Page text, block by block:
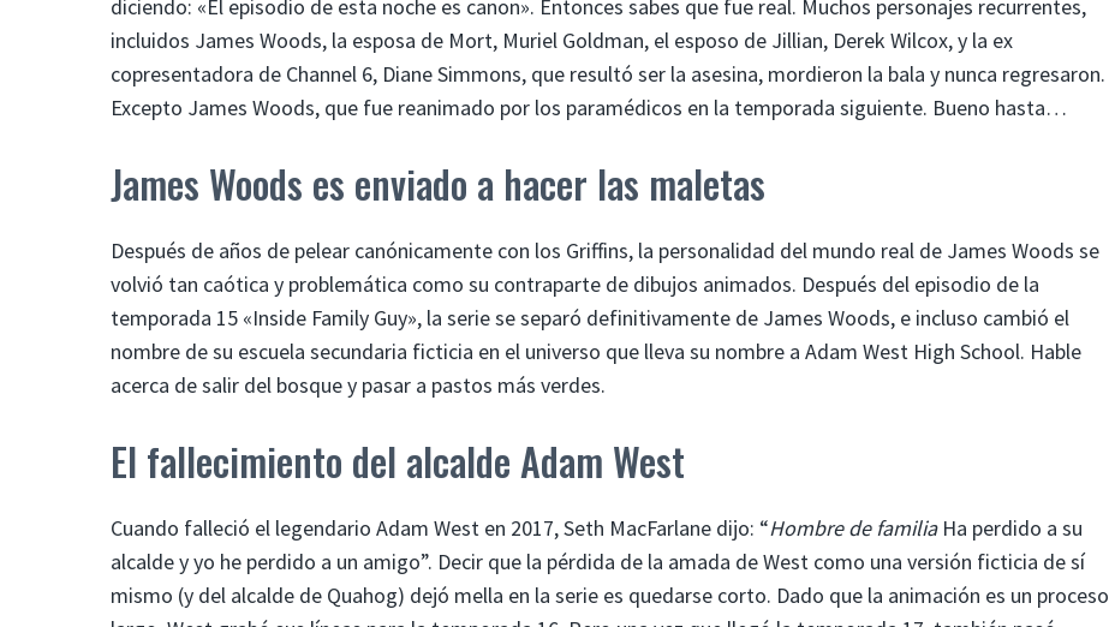
diciendo: «El episodio de esta noche es canon». Entonces sabes que fue real. Muchos personajes recurrentes,
incluidos James Woods, la esposa de Mort, Muriel Goldman, el esposo de Jillian, Derek Wilcox, y la ex
copresentadora de Channel 6, Diane Simmons, que resultó ser la asesina, mordieron la bala y nunca regresaron.
Excepto James Woods, que fue reanimado por los paramédicos en la temporada siguiente. Bueno hasta…
James Woods es enviado a hacer las maletas
Después de años de pelear canónicamente con los Griffins, la personalidad del mundo real de James Woods se
volvió tan caótica y problemática como su contraparte de dibujos animados. Después del episodio de la
temporada 15 «Inside Family Guy», la serie se separó definitivamente de James Woods, e incluso cambió el
nombre de su escuela secundaria ficticia en el universo que lleva su nombre a Adam West High School. Hable
acerca de salir del bosque y pasar a pastos más verdes.
El fallecimiento del alcalde Adam West
Cuando falleció el legendario Adam West en 2017, Seth MacFarlane dijo: “Hombre de familiaHa perdido a su
alcalde y yo he perdido a un amigo”. Decir que la pérdida de la amada de West como una versión ficticia de sí
mismo (y del alcalde de Quahog) dejó mella en la serie es quedarse corto. Dado que la animación es un proceso